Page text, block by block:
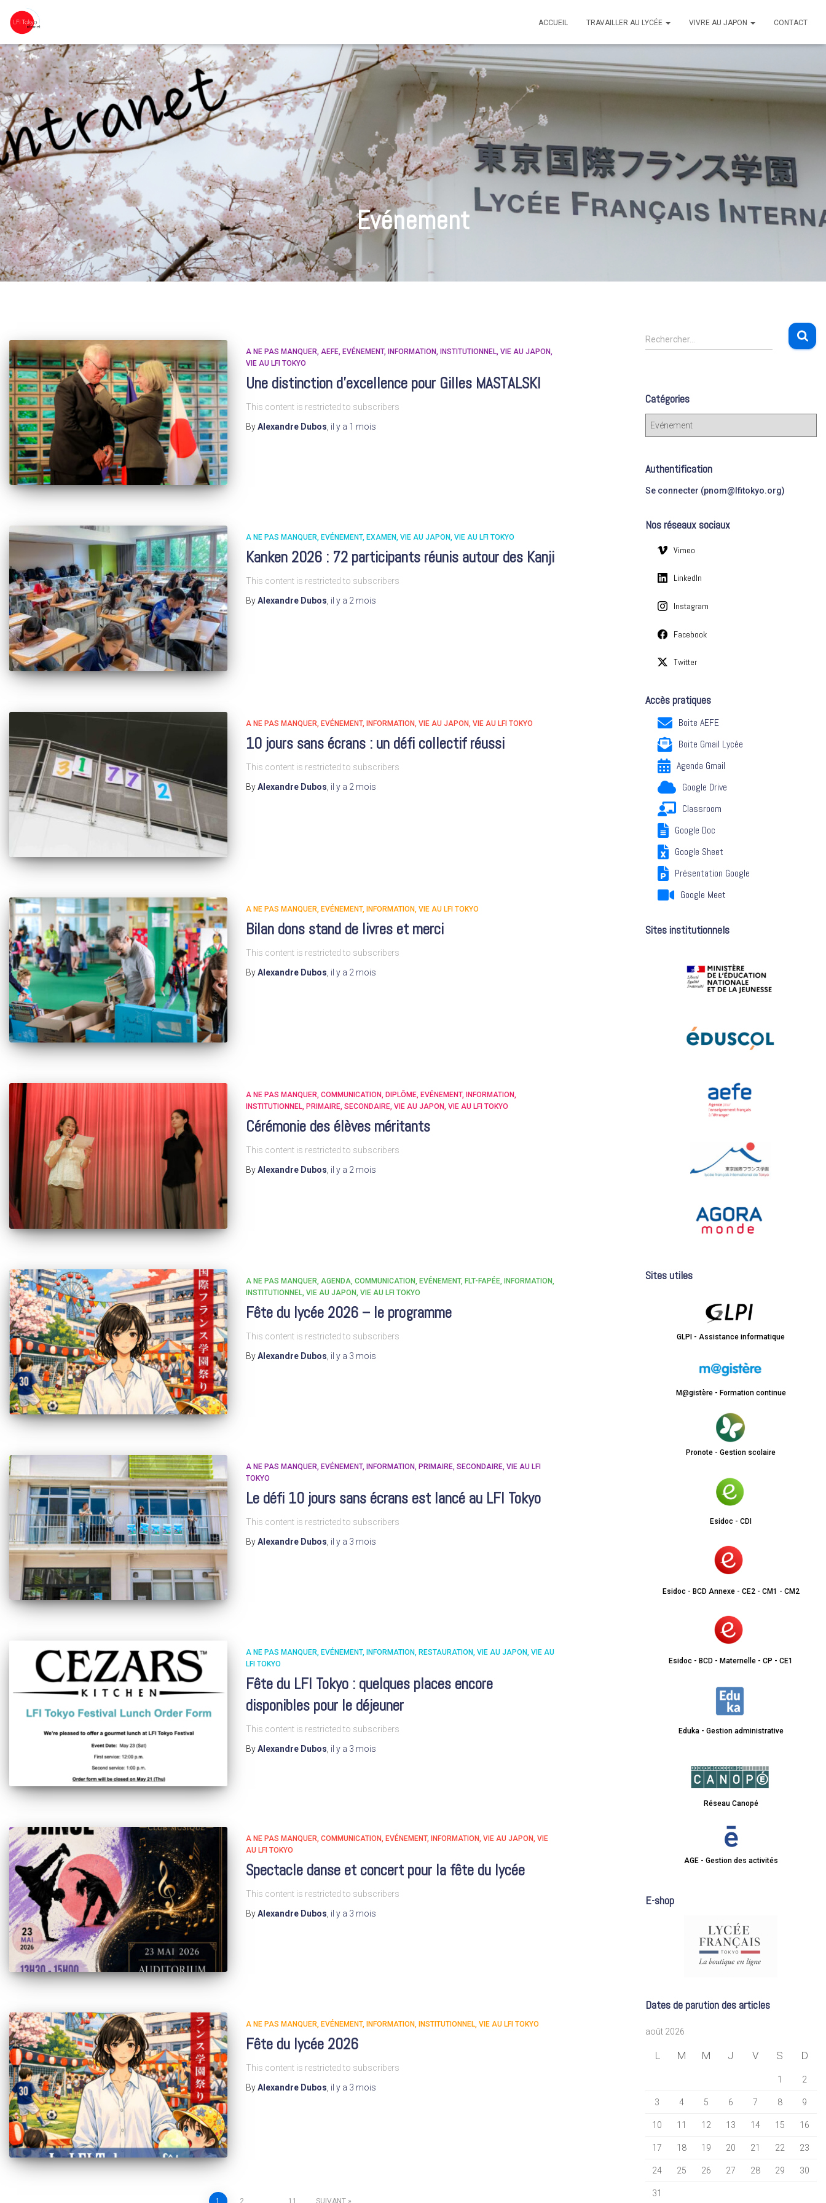
ACCUEIL TRAVAILLER AU LYCÉE VIVRE AU JAPON CONTACT
Evénement
A NE PAS MANQUER AEFE EVÉNEMENT INFORMATION INSTITUTIONNEL VIE AU JAPON
VIE AU LFI TOKYO
Une distinction d’excellence pour Gilles MASTALSKI
This content is restricted to subscribers
ByAlexandre Dubos il y a 1 mois
A NE PAS MANQUER EVÉNEMENT EXAMEN VIE AU JAPON VIE AU LFI TOKYO
Kanken 2026 : 72 participants réunis autour des Kanji
This content is restricted to subscribers
ByAlexandre Dubos, il y a 2 mois
A NE PAS MANQUER EVÉNEMENT INFORMATION VIE AU JAPON VIE AU LFI TOKYO
10 jours sans écrans : un défi collectif réussi
This content is restricted to subscribers
ByAlexandre Dubos il y a 2 mois
A NE PAS MANQUER EVÉNEMENT INFORMATION VIE AU LFI TOKYO
Bilan dons stand de livres et merci
This content is restricted to subscribers
ByAlexandre Dubos il y a 2 mois
A NE PAS MANQUER COMMUNICATION DIPLÔME EVÉNEMENT
INFORMATION
INSTITUTIONNEL
PRIMAIRE SECONDAIRE VIE AU JAPON VIE AU LFI TOKYO
Cérémonie des élèves méritants
This content is restricted to subscribers
ByAlexandre Dubos, il y a 2 mois
A NE PAS MANQUER AGENDA COMMUNICATION EVÉNEMENT FLT-FAPÉE INFORMATION
INSTITUTIONNEL VIE AU JAPON VIE AU LFI TOKYO
Fête du lycée 2026 – le programme
This content is restricted to subscribers
ByAlexandre Dubos il y a 3 mois
A NE PAS MANQUER EVÉNEMENT INFORMATION PRIMAIRE SECONDAIRE VIE AU LFI
TOKYO
Le défi 10 jours sans écrans est lancé au LFI Tokyo
This content is restricted to subscribers
ByAlexandre Dubos il y a 3 mois
A NE PAS MANQUER EVÉNEMENT INFORMATION RESTAURATION VIE AU JAPON VIE AU
LFI TOKYO
Fête du LFI Tokyo : quelques places encore
disponibles pour le déjeuner
This content is restricted to subscribers
ByAlexandre Dubos, il y a 3 mois
A NE PAS MANQUER COMMUNICATION EVÉNEMENT INFORMATION VIE AU JAPON VIE
AU LFI TOKYO
Spectacle danse et concert pour la fête du lycée
This content is restricted to subscribers
ByAlexandre Dubos il y a 3 mois
A NE PAS MANQUER EVÉNEMENT INFORMATION INSTITUTIONNEL VIE AU LFI TOKYO
Fête du lycée 2026
This content is restricted to subscribers
ByAlexandre Dubos il y a 3 mois
R
e
r
c
Rechercher…
Catégories
C
g
o
e
Authentification
Se connecter (pnom@lfitokyo.org)
Nos réseaux sociaux
Vimeo
LinkedIn
Instagram
Facebook
Twitter
Accès pratiques
Boite AEFE
Boite Gmail Lycée
Agenda Gmail
Google Drive
Classroom
Google Doc
Google Sheet
Présentation Google
Google Meet
Sites institutionnels
Sites utiles
GLPI - Assistance informatique
M@gistère - Formation continue
Pronote - Gestion scolaire
Esidoc - CDI
Esidoc - BCD Annexe - CE2 - CM1 - CM2
Esidoc - BCD - Maternelle - CP - CE1
Eduka - Gestion administrative
Réseau Canopé
AGE - Gestion des activités
E-shop
Dates de parution des articles
août 2026
L M M J V S D
1 2
3 4 5 6 7 8 9
10 11 12 13 14 15 16
17 18 19 20 21 22 23
24 25 26 27 28 29 30
31